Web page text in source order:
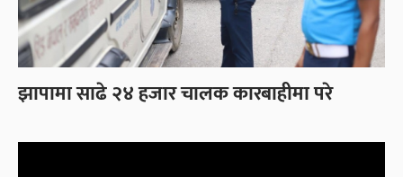
झापामा साढे २४ हजार चालक कारबाहीमा परे